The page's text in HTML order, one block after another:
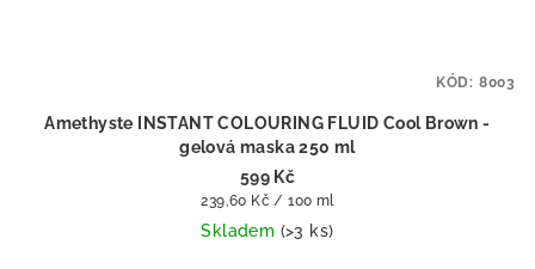
Amethyste INSTANT COLOURING FLUID Cool Brown -
gelová maska 250 ml
599 Kč
Měrná
cena:
239,60 Kč / 100 ml
Skladem (>3 ks)
KÓD: 8003